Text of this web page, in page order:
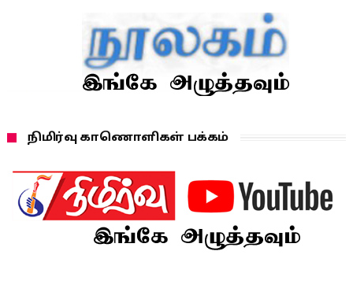
நிமிர்வு காணொளிகள் பக்கம்